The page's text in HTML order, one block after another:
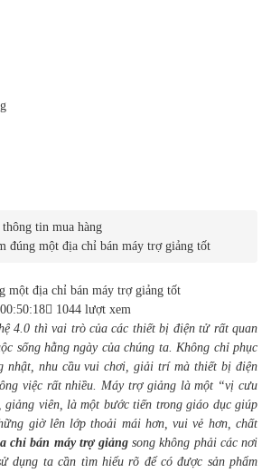
tin mua hàng
đúng một địa chỉ bán máy trợ giảng tốt
một địa chỉ bán máy trợ giảng tốt
1044 lượt xem
4.0 thì vai trò của các thiết bị điện tử rất quan
sống hằng ngày của chúng ta. Không chỉ phục
nhật, nhu cầu vui chơi, giải trí mà thiết bị điện
việc rất nhiều. Máy trợ giảng là một “vị cưu
giảng viên, là một bước tiến trong giáo dục giúp
giờ lên lớp thoải mái hơn, vui vẻ hơn, chất
chỉ bán máy trợ giảng song không phải các nơi
dụng ta cần tìm hiểu rõ để có được sản phẩm